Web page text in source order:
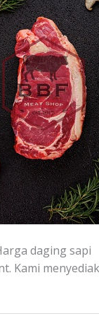
daging sapi